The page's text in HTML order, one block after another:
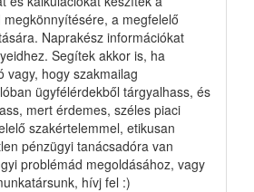
a megfelelő
Naprakész információkat
Segítek akkor is, ha
vagy, hogy szakmailag
ügyfélérdekből tárgyalhass, és
mert érdemes, széles piaci
szakértelemmel, etikusan
pénzügyi tanácsadóra van
problémád megoldásához, vagy
hívj fel :)